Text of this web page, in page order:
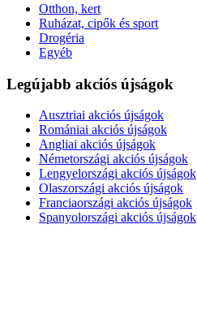
Otthon, kert
Ruházat, cipők és sport
Drogéria
Egyéb
Legújabb akciós újságok
Ausztriai akciós újságok
Romániai akciós újságok
Angliai akciós újságok
Németországi akciós újságok
Lengyelországi akciós újságok
Olaszországi akciós újságok
Franciaországi akciós újságok
Spanyolországi akciós újságok